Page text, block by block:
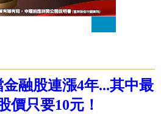
融股連漲4年...其中最
價只要10元！